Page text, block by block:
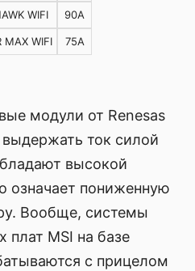
WIFI 90A
MAX WIFI 75A
модули от Renesas
ток силой
высокой
означает пониженную
Вообще, системы
плат MSI на базе
с прицелом